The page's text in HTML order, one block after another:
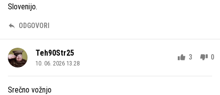
Slovenijo.
ODGOVORI
Teh90Str25
10. 06. 2026 13.28
3 0
Srečno vožnjo